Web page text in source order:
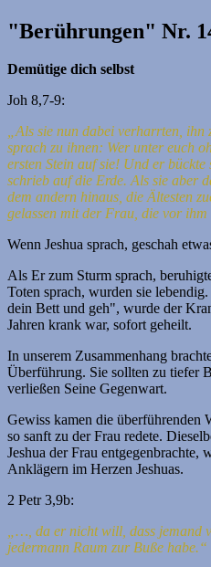
"Berührungen" Nr.
Demütige dich selbst
Joh 8,7-9:
„Als sie nun dabei verharrten, ihn
sprach zu ihnen: Wer unter euch
ersten Stein auf sie! Und er bückte
schrieb auf die Erde.Als sie aber
dem andern hinaus, die Ältesten
gelassen mit der Frau, die vor ihm
Wenn Jeshua sprach, geschah
Als Er zum Sturm sprach,
Toten sprach, wurden sie
dein Bett und geh", wurde der
Jahren krank war, sofort geheilt.
In unserem Zusammenhang
Überführung. Sie sollten zu tiefer
verließen Seine Gegenwart.
Gewiss kamen die überführenden
so sanft zu der Frau redete.
Jeshua der Frau entgegenbrachte,
Anklägern im Herzen Jeshuas.
2 Petr 3,9b:
„…, da er nicht will, dass jemand
jedermann Raum zur Buße habe.“